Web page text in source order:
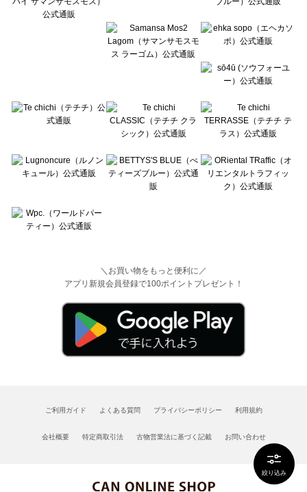
絞り込み
Wpc.（ワールドパーティー）のシューズ一覧
＼お買い物をもっと便利に／
アプリ新規会員登録で100ポイントプレゼント！
ご利用ガイド よくある質問 プライバシーポリシー 利用規約
会社概要 特定商取引法 古物営業法に基づく記載 お問い合わせ